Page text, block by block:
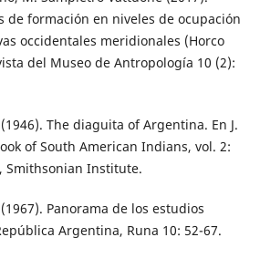
de formación en niveles de ocupación
occidentales meridionales (Horco
del Museo de Antropología 10 (2):
The diaguita of Argentina. En J.
of South American Indians, vol. 2:
Smithsonian Institute.
Panorama de los estudios
Argentina, Runa 10: 52-67.